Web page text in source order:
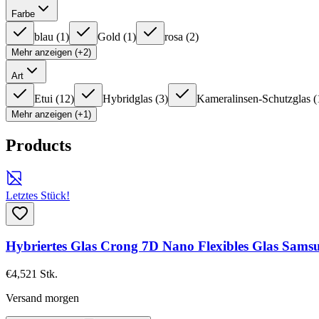
Farbe
blau (1) Gold (1) rosa (2)
Mehr anzeigen (+2)
Art
Etui (12) Hybridglas (3) Kameralinsen-Schutzglas (
Mehr anzeigen (+1)
Products
Letztes Stück!
Hybriertes Glas Crong 7D Nano Flexibles Glas
€4,521 Stk.
Versand morgen